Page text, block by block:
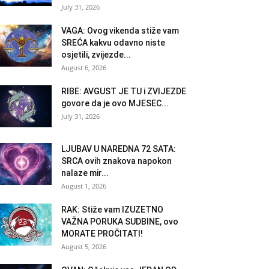
July 31, 2026
VAGA: Ovog vikenda stiže vam
SREĆA kakvu odavno niste
osjetili, zvijezde...
August 6, 2026
RIBE: AVGUST JE TU i ZVIJEZDE
govore da je ovo MJESEC...
July 31, 2026
LJUBAV U NAREDNA 72 SATA:
SRCA ovih znakova napokon
nalaze mir...
August 1, 2026
RAK: Stiže vam IZUZETNO
VAŽNA PORUKA SUDBINE, ovo
MORATE PROČITATI!
August 5, 2026